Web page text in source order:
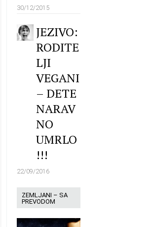
30/12/2015
JEZIVO:
RODITE
LJI
VEGANI
– DETE
NARAV
NO
UMRLO
!!!
22/09/2016
ZEMLJANI – SA
PREVODOM